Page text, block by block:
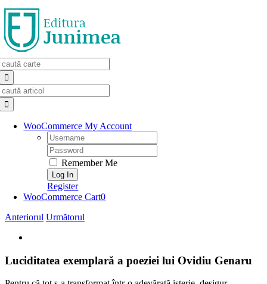
Skip
to
content
WooCommerce My Account
Username:
Password:
Remember Me
Register
WooCommerce Cart0
Anteriorul Următorul
Image
Luciditatea exemplară a poeziei lui Ovidiu Genaru